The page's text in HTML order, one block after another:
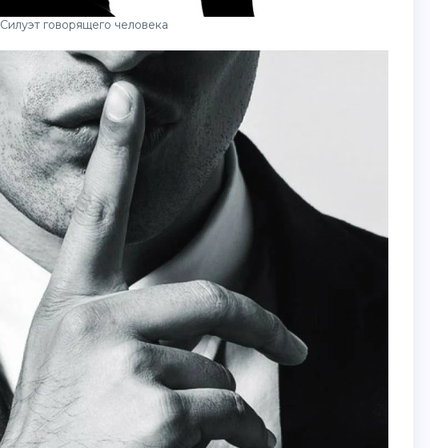
Силуэт говорящего человека